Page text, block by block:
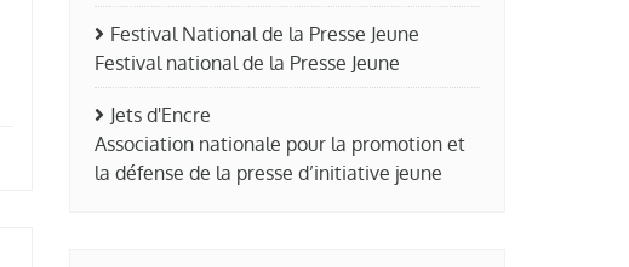
Festival National de la Presse Jeune
Festival national de la Presse Jeune
Jets d'Encre
Association nationale pour la promotion et
la défense de la presse d’initiative jeune